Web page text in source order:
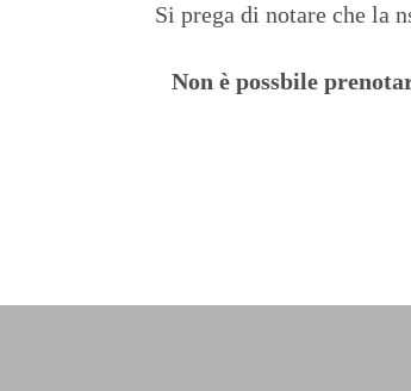
Si prega di notare che la
Non è possbile